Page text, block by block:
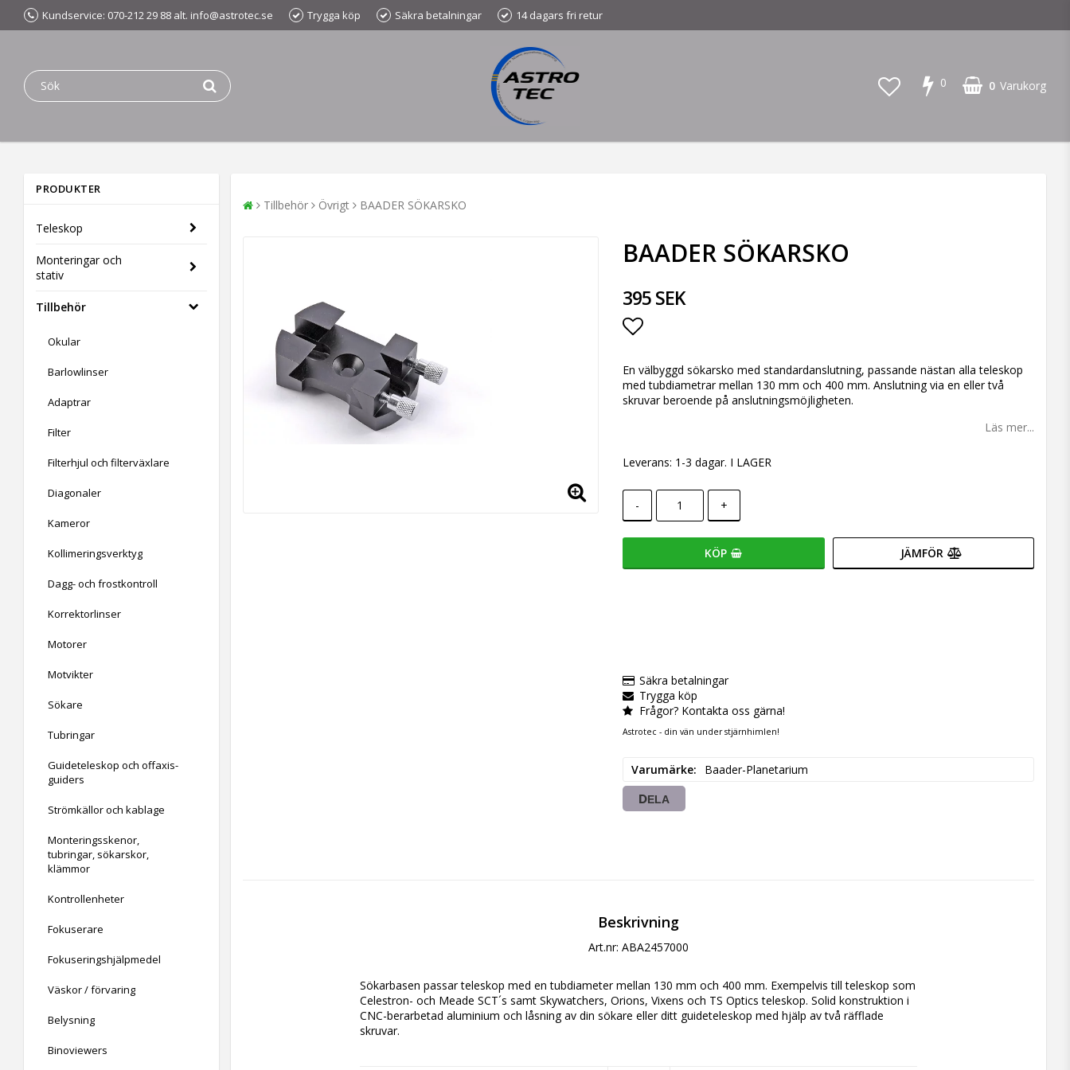
Kundservice: 070-212 29 88 alt. info@astrotec.se Trygga köp Säkra betalningar 14 dagars fri retur
0 0 Varukorg
PRODUKTER
Teleskop
Monteringar och
stativ
Tillbehör
Okular
Barlowlinser
Adaptrar
Filter
Filterhjul och filterväxlare
Diagonaler
Kameror
Kollimeringsverktyg
Dagg- och frostkontroll
Korrektorlinser
Motorer
Motvikter
Sökare
Tubringar
Guideteleskop och offaxis-
guiders
Strömkällor och kablage
Monteringsskenor,
tubringar, sökarskor,
klämmor
Kontrollenheter
Fokuserare
Fokuseringshjälpmedel
Väskor / förvaring
Belysning
Binoviewers
Tillbehör Övrigt BAADER SÖKARSKO
BAADER SÖKARSKO
395 SEK
En välbyggd sökarsko med standardanslutning, passande nästan alla teleskop
med tubdiametrar mellan 130 mm och 400 mm. Anslutning via en eller två
skruvar beroende på anslutningsmöjligheten.
Läs mer...
Leverans: 1-3 dagar. I LAGER
- +
KÖP JÄMFÖR
Säkra betalningar
Trygga köp
Frågor? Kontakta oss gärna!
Astrotec - din vän under stjärnhimlen!
Varumärke Baader-Planetarium
DELA
Beskrivning
Art.nr: ABA2457000
Sökarbasen passar teleskop med en tubdiameter mellan 130 mm och 400 mm. Exempelvis till teleskop som
Celestron- och Meade SCT´s samt Skywatchers, Orions, Vixens och TS Optics teleskop. Solid konstruktion i
CNC-berarbetad aluminium och låsning av din sökare eller ditt guideteleskop med hjälp av två räfflade
skruvar.